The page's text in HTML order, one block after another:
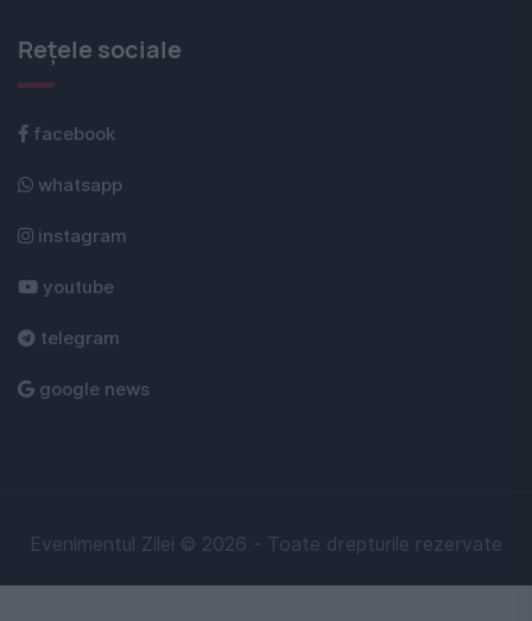
Rețele sociale
facebook
whatsapp
instagram
youtube
telegram
google news
Evenimentul Zilei © 2026 - Toate drepturile rezervate